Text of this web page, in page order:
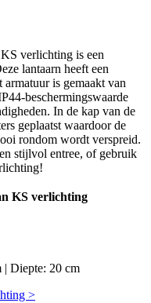
verlichting is een
lantaarn heeft een
is gemaakt van
beschermingswaarde
In de kap van de
geplaatst waardoor de
rondom wordt verspreid.
stijlvol entree, of gebruik
KS verlichting
| Diepte: 20 cm
>